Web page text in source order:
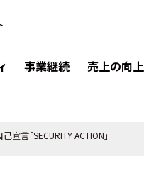
事業継続 売上の向上
宣言「SECURITY ACTION」